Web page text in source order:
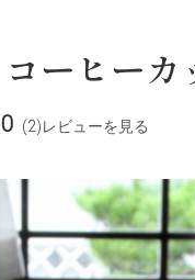
コーヒー
(2)レビューを見る